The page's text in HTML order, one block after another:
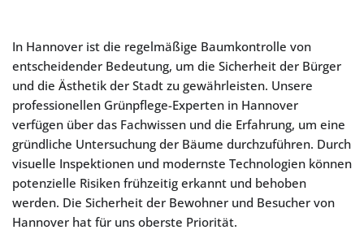
In Hannover ist die regelmäßige Baumkontrolle von
entscheidender Bedeutung, um die Sicherheit der Bürger
und die Ästhetik der Stadt zu gewährleisten. Unsere
professionellen Grünpflege-Experten in Hannover
verfügen über das Fachwissen und die Erfahrung, um eine
gründliche Untersuchung der Bäume durchzuführen. Durch
visuelle Inspektionen und modernste Technologien können
potenzielle Risiken frühzeitig erkannt und behoben
werden. Die Sicherheit der Bewohner und Besucher von
Hannover hat für uns oberste Priorität.